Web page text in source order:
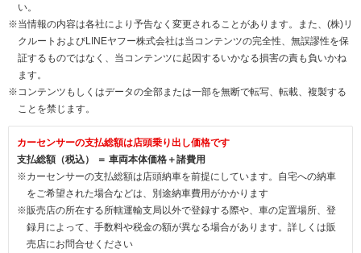
い。
※当情報の内容は各社により予告なく変更されることがあります。また、(株)リ
クルートおよびLINEヤフー株式会社は当コンテンツの完全性、無誤謬性を保
証するものではなく、当コンテンツに起因するいかなる損害の責も負いかね
ます。
※コンテンツもしくはデータの全部または一部を無断で転写、転載、複製する
ことを禁じます。
カーセンサーの支払総額は店頭乗り出し価格です
支払総額（税込） ＝ 車両本体価格＋諸費用
※カーセンサーの支払総額は店頭納車を前提にしています。自宅への納車
をご希望された場合などは、別途納車費用がかかります
※販売店の所在する所轄運輸支局以外で登録する際や、車の定置場所、登
録月によって、手数料や税金の額が異なる場合があります。詳しくは販
売店にお問合せください